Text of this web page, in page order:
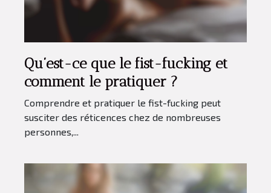
Qu’est-ce que le fist-fucking et
comment le pratiquer ?
Comprendre et pratiquer le fist-fucking peut
susciter des réticences chez de nombreuses
personnes,...